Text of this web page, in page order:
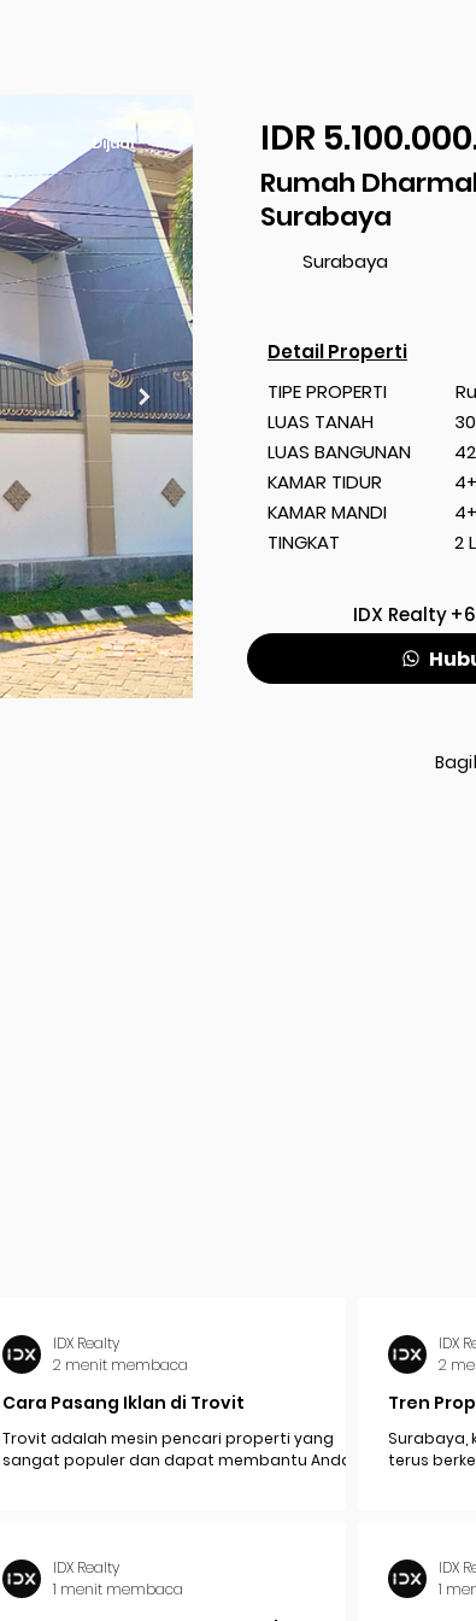
Dijual IDR
Rumah
Surabaya
Surabaya
Detail Properti
TIPE PROPERTI
LUAS TANAH
LUAS BANGUNAN
KAMAR TIDUR
KAMAR MANDI
TINGKAT
2
IDX Realty
Cara Pasang Iklan di Trovit
Trovit adalah mesin pencari properti yang
sangat populer dan dapat membantu Anda
IDX Realty
2 menit membaca
Tren
Surabaya,
terus
IDX
2
IDX Realty
1 menit membaca
IDX
1